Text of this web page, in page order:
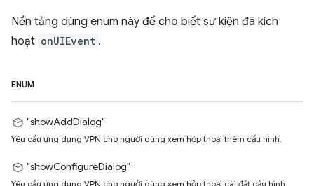
Nền tảng dùng enum này để cho biết sự kiện đã kích
hoạt onUIEvent .
ENUM
"showAddDialog"
Yêu cầu ứng dụng VPN cho người dùng xem hộp thoại thêm cấu hình.
"showConfigureDialog"
Yêu cầu ứng dụng VPN cho người dùng xem hộp thoại cài đặt cấu hình.